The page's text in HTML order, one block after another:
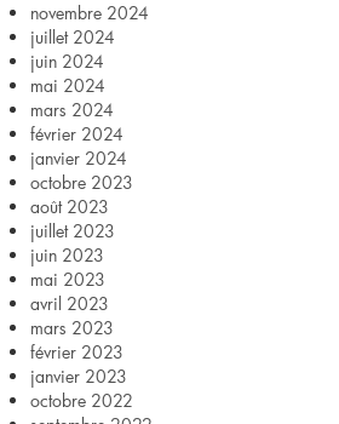
novembre 2024
juillet 2024
juin 2024
mai 2024
mars 2024
février 2024
janvier 2024
octobre 2023
août 2023
juillet 2023
juin 2023
mai 2023
avril 2023
mars 2023
février 2023
janvier 2023
octobre 2022